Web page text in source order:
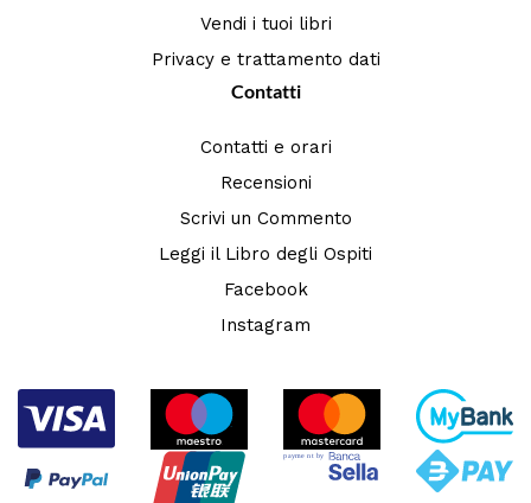
Vendi i tuoi libri
Privacy e trattamento dati
Contatti
Contatti e orari
Recensioni
Scrivi un Commento
Leggi il Libro degli Ospiti
Facebook
Instagram